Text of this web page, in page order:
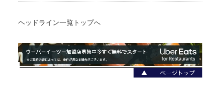
ヘッドライン一覧トップへ